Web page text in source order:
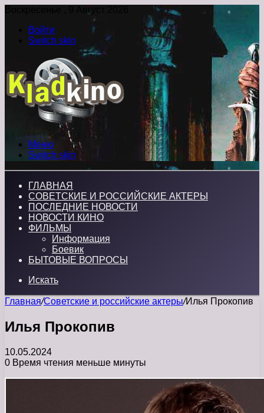
Воскресенье , 9 Август 2026
Войти
Switch skin
Меню
Switch skin
ГЛАВНАЯ
СОВЕТСКИЕ И РОССИЙСКИЕ АКТЕРЫ
ПОСЛЕДНИЕ НОВОСТИ
НОВОСТИ КИНО
ФИЛЬМЫ
Информация
Боевик
БЫТОВЫЕ ВОПРОСЫ
Искать
Главная/Советские и российские актеры/Илья Прокопив
Илья Прокопив
10.05.2024
0 Время чтения меньше минуты